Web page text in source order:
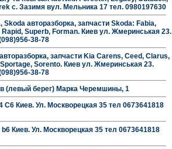
с. Зазимя вул. Мельника 17 тел. 0980197630
авторазборка, запчасти Skoda: Fabia,
Superb, Forman. Киев ул. Жмеринськая 23.
38-78
запчасти Kia Carens, Ceed, Clarus,
Sorento. Киев ул. Жмеринськая 23.
38-78
(левый берег) Марка Черемшины, 1
C6 Киев. Ул. Москворецкая 35 тел 0673641818
Киев. Ул. Москворецкая 35 тел 0673641818